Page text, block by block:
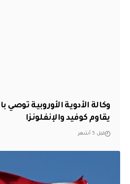
وكالة الأدوية الأوروبية توصي
يقاوم كوفيد والإنفلونزا
قبل 5 أشهر